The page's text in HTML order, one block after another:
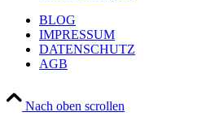
BLOG
IMPRESSUM
DATENSCHUTZ
AGB
Nach oben scrollen